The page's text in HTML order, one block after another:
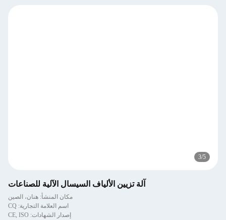
3/5
آلة تزيين الألياف السيسال الآلية للصناعات
مكان المنشأ: هنان، الصين
اسم العلامة التجارية: CQ
إصدار الشهادات: CE, ISO